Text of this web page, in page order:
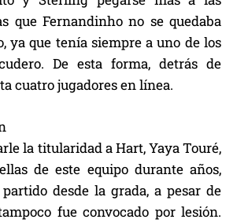
que Fernandinho no se quedaba
ya que tenía siempre a uno de los
De esta forma, detrás de
cuatro jugadores en línea.
la titularidad a Hart, Yaya Touré,
de este equipo durante años,
desde la grada, a pesar de
fue convocado por lesión.